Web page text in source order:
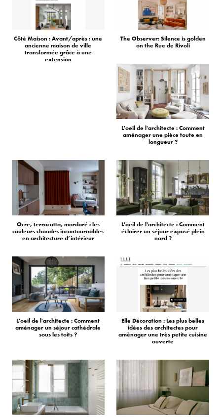
Côté Maison : Avant/après : une
ancienne maison de ville
transformée grâce à une
extension
The Observer: Silence is golden
on the Rue de Rivoli
L'oeil de l'architecte : Comment
aménager une pièce toute en
longueur ?
Ocre, terracotta, mordoré : les
couleurs chaudes incontournables
en architecture d’intérieur
L'oeil de l'architecte : Comment
éclairer un séjour exposé plein
nord ?
L'oeil de l'architecte : Comment
aménager un séjour cathédrale
sous les toits ?
Elle Décoration : Les plus belles
idées des architectes pour
aménager une très petite cuisine
ouverte